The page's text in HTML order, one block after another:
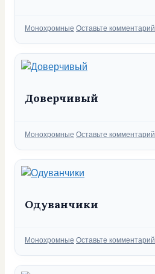
Рубрики
Монохромные Оставьте комментарий
Доверчивый
Рубрики
Монохромные Оставьте комментарий
Одуванчики
Рубрики
Монохромные Оставьте комментарий